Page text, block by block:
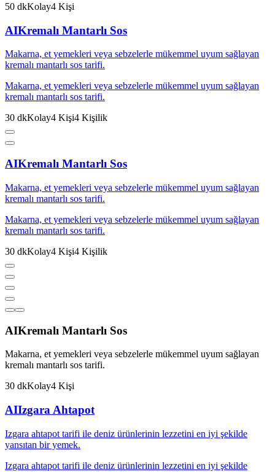
50 dkKolay4 Kişi
AIKremalı Mantarlı Sos
Makarna, et yemekleri veya sebzelerle mükemmel uyum sağlayan
kremalı mantarlı sos tarifi.
Makarna, et yemekleri veya sebzelerle mükemmel uyum sağlayan
kremalı mantarlı sos tarifi.
30 dkKolay4 Kişi4 Kişilik
AIKremalı Mantarlı Sos
Makarna, et yemekleri veya sebzelerle mükemmel uyum sağlayan
kremalı mantarlı sos tarifi.
Makarna, et yemekleri veya sebzelerle mükemmel uyum sağlayan
kremalı mantarlı sos tarifi.
30 dkKolay4 Kişi4 Kişilik
AIKremalı Mantarlı Sos
Makarna, et yemekleri veya sebzelerle mükemmel uyum sağlayan
kremalı mantarlı sos tarifi.
30 dkKolay4 Kişi
AIIzgara Ahtapot
Izgara ahtapot tarifi ile deniz ürünlerinin lezzetini en iyi şekilde
yansıtan bir yemek.
Izgara ahtapot tarifi ile deniz ürünlerinin lezzetini en iyi şekilde